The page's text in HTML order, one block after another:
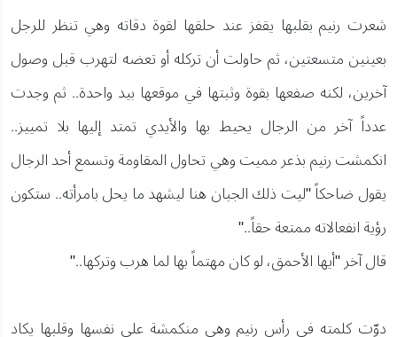
شعرت رنيم بقلبها يقفز عند حلقها لقوة دقاته وهي تنظر للرجل
بعينين متسعتين، ثم حاولت أن تركله أو تعضه لتهرب قبل وصول
آخرين، لكنه صفعها بقوة وثبتها في موقعها بيد واحدة.. ثم وجدت
عدداً آخر من الرجال يحيط بها والأيدي تمتد إليها بلا تمييز..
انكمشت رنيم بذعر مميت وهي تحاول المقاومة وتسمع أحد الرجال
يقول ضاحكاً "ليت ذلك الجبان هنا ليشهد ما يحل بامرأته.. ستكون
رؤية انفعالاته ممتعة حقاً.."
قال آخر "أيها الأحمق، لو كان مهتماً بها لما هرب وتركها.."
دوّت كلمته في رأس رنيم وهي منكمشة على نفسها وقلبها يكاد